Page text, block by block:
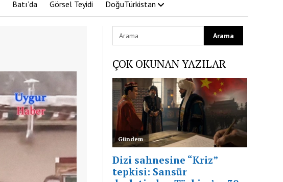
Batı’da Görsel Teyidi DoğuTürkistan
ÇOK OKUNAN YAZILAR